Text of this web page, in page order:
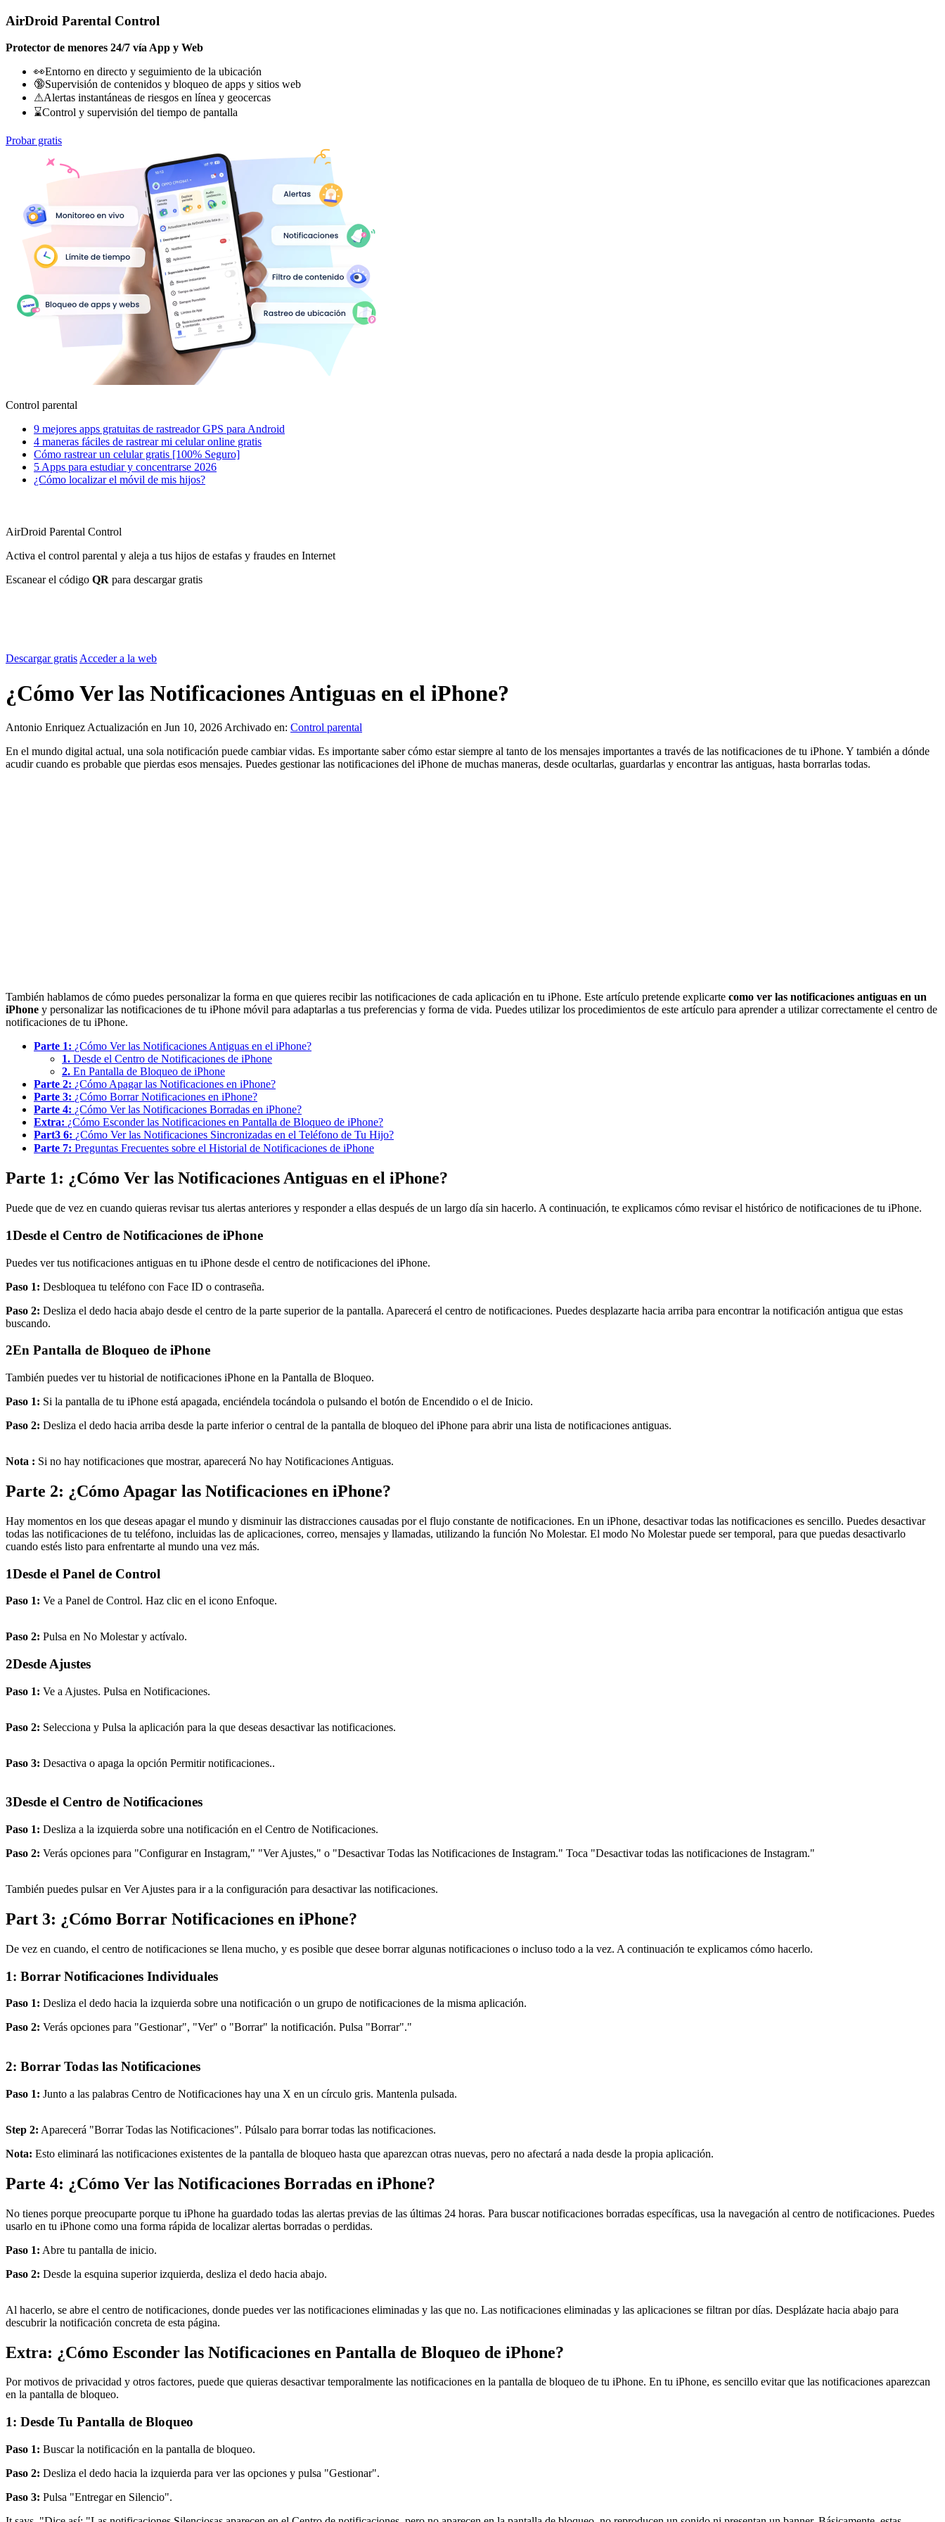
AirDroid Parental Control
Protector de menores 24/7 vía App y Web
👀Entorno en directo y seguimiento de la ubicación
🔞Supervisión de contenidos y bloqueo de apps y sitios web
⚠Alertas instantáneas de riesgos en línea y geocercas
⌛Control y supervisión del tiempo de pantalla
Probar gratis
Control parental
9 mejores apps gratuitas de rastreador GPS para Android
4 maneras fáciles de rastrear mi celular online gratis
Cómo rastrear un celular gratis [100% Seguro]
5 Apps para estudiar y concentrarse 2026
¿Cómo localizar el móvil de mis hijos?
AirDroid Parental Control
Activa el control parental y aleja a tus hijos de estafas y fraudes en Internet
Escanear el código QR para descargar gratis
Descargar gratisAcceder a la web
¿Cómo Ver las Notificaciones Antiguas en el iPhone?
Antonio Enriquez Actualización en Jun 10, 2026 Archivado en: Control parental
En el mundo digital actual, una sola notificación puede cambiar vidas. Es importante saber cómo estar siempre al tanto de los mensajes importantes a través de las notificaciones de tu iPhone. Y también a dónde
acudir cuando es probable que pierdas esos mensajes. Puedes gestionar las notificaciones del iPhone de muchas maneras, desde ocultarlas, guardarlas y encontrar las antiguas, hasta borrarlas todas.
También hablamos de cómo puedes personalizar la forma en que quieres recibir las notificaciones de cada aplicación en tu iPhone. Este artículo pretende explicarte como ver las notificaciones antiguas en un
iPhone y personalizar las notificaciones de tu iPhone móvil para adaptarlas a tus preferencias y forma de vida. Puedes utilizar los procedimientos de este artículo para aprender a utilizar correctamente el centro de
notificaciones de tu iPhone.
Parte 1: ¿Cómo Ver las Notificaciones Antiguas en el iPhone?
1. Desde el Centro de Notificaciones de iPhone
2. En Pantalla de Bloqueo de iPhone
Parte 2: ¿Cómo Apagar las Notificaciones en iPhone?
Parte 3: ¿Cómo Borrar Notificaciones en iPhone?
Parte 4: ¿Cómo Ver las Notificaciones Borradas en iPhone?
Extra: ¿Cómo Esconder las Notificaciones en Pantalla de Bloqueo de iPhone?
Part3 6: ¿Cómo Ver las Notificaciones Sincronizadas en el Teléfono de Tu Hijo?
Parte 7: Preguntas Frecuentes sobre el Historial de Notificaciones de iPhone
Parte 1: ¿Cómo Ver las Notificaciones Antiguas en el iPhone?
Puede que de vez en cuando quieras revisar tus alertas anteriores y responder a ellas después de un largo día sin hacerlo. A continuación, te explicamos cómo revisar el histórico de notificaciones de tu iPhone.
1Desde el Centro de Notificaciones de iPhone
Puedes ver tus notificaciones antiguas en tu iPhone desde el centro de notificaciones del iPhone.
Paso 1: Desbloquea tu teléfono con Face ID o contraseña.
Paso 2: Desliza el dedo hacia abajo desde el centro de la parte superior de la pantalla. Aparecerá el centro de notificaciones. Puedes desplazarte hacia arriba para encontrar la notificación antigua que estas
buscando.
2En Pantalla de Bloqueo de iPhone
También puedes ver tu historial de notificaciones iPhone en la Pantalla de Bloqueo.
Paso 1: Si la pantalla de tu iPhone está apagada, enciéndela tocándola o pulsando el botón de Encendido o el de Inicio.
Paso 2: Desliza el dedo hacia arriba desde la parte inferior o central de la pantalla de bloqueo del iPhone para abrir una lista de notificaciones antiguas.
Nota : Si no hay notificaciones que mostrar, aparecerá No hay Notificaciones Antiguas.
Parte 2: ¿Cómo Apagar las Notificaciones en iPhone?
Hay momentos en los que deseas apagar el mundo y disminuir las distracciones causadas por el flujo constante de notificaciones. En un iPhone, desactivar todas las notificaciones es sencillo. Puedes desactivar
todas las notificaciones de tu teléfono, incluidas las de aplicaciones, correo, mensajes y llamadas, utilizando la función No Molestar. El modo No Molestar puede ser temporal, para que puedas desactivarlo
cuando estés listo para enfrentarte al mundo una vez más.
1Desde el Panel de Control
Paso 1: Ve a Panel de Control. Haz clic en el icono Enfoque.
Paso 2: Pulsa en No Molestar y actívalo.
2Desde Ajustes
Paso 1: Ve a Ajustes. Pulsa en Notificaciones.
Paso 2: Selecciona y Pulsa la aplicación para la que deseas desactivar las notificaciones.
Paso 3: Desactiva o apaga la opción Permitir notificaciones..
3Desde el Centro de Notificaciones
Paso 1: Desliza a la izquierda sobre una notificación en el Centro de Notificaciones.
Paso 2: Verás opciones para "Configurar en Instagram," "Ver Ajustes," o "Desactivar Todas las Notificaciones de Instagram." Toca "Desactivar todas las notificaciones de Instagram."
También puedes pulsar en Ver Ajustes para ir a la configuración para desactivar las notificaciones.
Part 3: ¿Cómo Borrar Notificaciones en iPhone?
De vez en cuando, el centro de notificaciones se llena mucho, y es posible que desee borrar algunas notificaciones o incluso todo a la vez. A continuación te explicamos cómo hacerlo.
1: Borrar Notificaciones Individuales
Paso 1: Desliza el dedo hacia la izquierda sobre una notificación o un grupo de notificaciones de la misma aplicación.
Paso 2: Verás opciones para "Gestionar", "Ver" o "Borrar" la notificación. Pulsa "Borrar"."
2: Borrar Todas las Notificaciones
Paso 1: Junto a las palabras Centro de Notificaciones hay una X en un círculo gris. Mantenla pulsada.
Step 2: Aparecerá "Borrar Todas las Notificaciones". Púlsalo para borrar todas las notificaciones.
Nota: Esto eliminará las notificaciones existentes de la pantalla de bloqueo hasta que aparezcan otras nuevas, pero no afectará a nada desde la propia aplicación.
Parte 4: ¿Cómo Ver las Notificaciones Borradas en iPhone?
No tienes porque preocuparte porque tu iPhone ha guardado todas las alertas previas de las últimas 24 horas. Para buscar notificaciones borradas específicas, usa la navegación al centro de notificaciones. Puedes
usarlo en tu iPhone como una forma rápida de localizar alertas borradas o perdidas.
Paso 1: Abre tu pantalla de inicio.
Paso 2: Desde la esquina superior izquierda, desliza el dedo hacia abajo.
Al hacerlo, se abre el centro de notificaciones, donde puedes ver las notificaciones eliminadas y las que no. Las notificaciones eliminadas y las aplicaciones se filtran por días. Desplázate hacia abajo para
descubrir la notificación concreta de esta página.
Extra: ¿Cómo Esconder las Notificaciones en Pantalla de Bloqueo de iPhone?
Por motivos de privacidad y otros factores, puede que quieras desactivar temporalmente las notificaciones en la pantalla de bloqueo de tu iPhone. En tu iPhone, es sencillo evitar que las notificaciones aparezcan
en la pantalla de bloqueo.
1: Desde Tu Pantalla de Bloqueo
Paso 1: Buscar la notificación en la pantalla de bloqueo.
Paso 2: Desliza el dedo hacia la izquierda para ver las opciones y pulsa "Gestionar".
Paso 3: Pulsa "Entregar en Silencio".